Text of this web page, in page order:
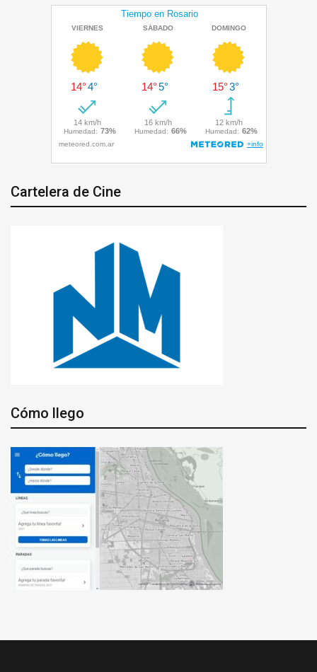
Cartelera de Cine
Cómo llego